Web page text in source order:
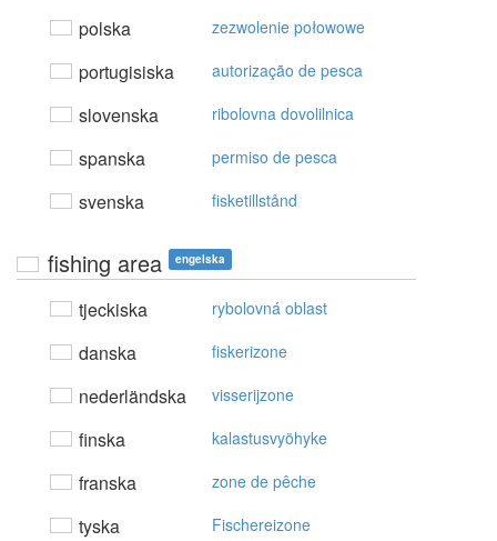
polska zezwolenie połowowe
portugisiska autorização de pesca
slovenska ribolovna dovolilnica
spanska permiso de pesca
svenska fisketillstånd
fishing area engelska
tjeckiska rybolovná oblast
danska fiskerizone
nederländska visserijzone
finska kalastusvyöhyke
franska zone de pêche
tyska Fischereizone